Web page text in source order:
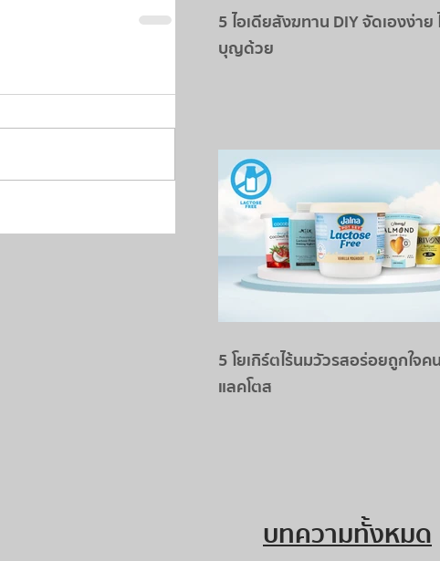
5 ไอเดียสังฆทาน DIY จัดเองง่าย
บุญด้วย
5 โยเกิร์ตไร้นมวัวรสอร่อยถูกใจ
แลคโตส
บทความทั้งหมด